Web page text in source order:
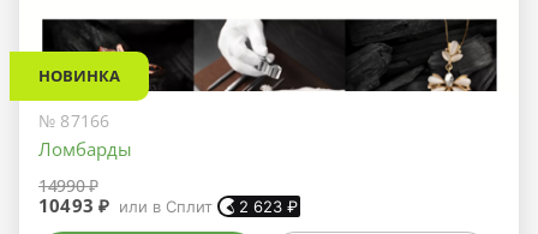
НОВИНКА
№ 87166
Ломбарды
14990 ₽
10493 ₽ или в Сплит 2 623 ₽